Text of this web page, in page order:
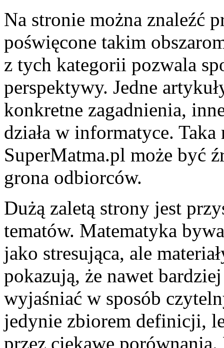
Na stronie można znaleźć
poświęcone takim
z tych kategorii pozwala
perspektywy. Jedne
konkretne zagadnienia,
działa w informatyce.
SuperMatma.pl może być
grona odbiorców.
Dużą zaletą strony jest
tematów. Matematyka
jako stresująca, ale
pokazują, że nawet
wyjaśniać w sposób
jedynie zbiorem definicji,
przez ciekawe